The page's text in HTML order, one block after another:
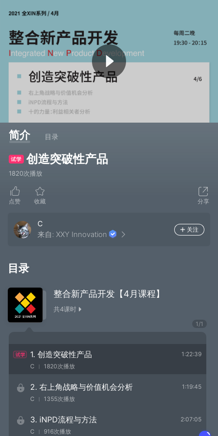
简介 目录
创造突破性产品
1820次播放
点赞 收藏 分享
C
来自: XXY Innovation
关注
目录
整合新产品开发【4月课程】
共4课时
1 /1
1:22:39
1. 创造突破性产品
C 1820次播放
1:19:45
2. 右上角战略与价值机会分析
C 1355次播放
2:07:05
3. iNPD流程与方法
C 916次播放